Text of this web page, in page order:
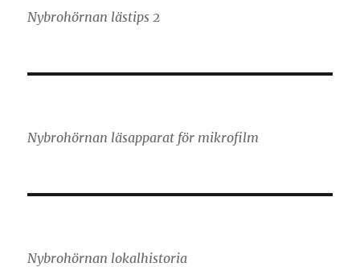
Nybrohörnan lästips 2
Nybrohörnan läsapparat för mikrofilm
Nybrohörnan lokalhistoria